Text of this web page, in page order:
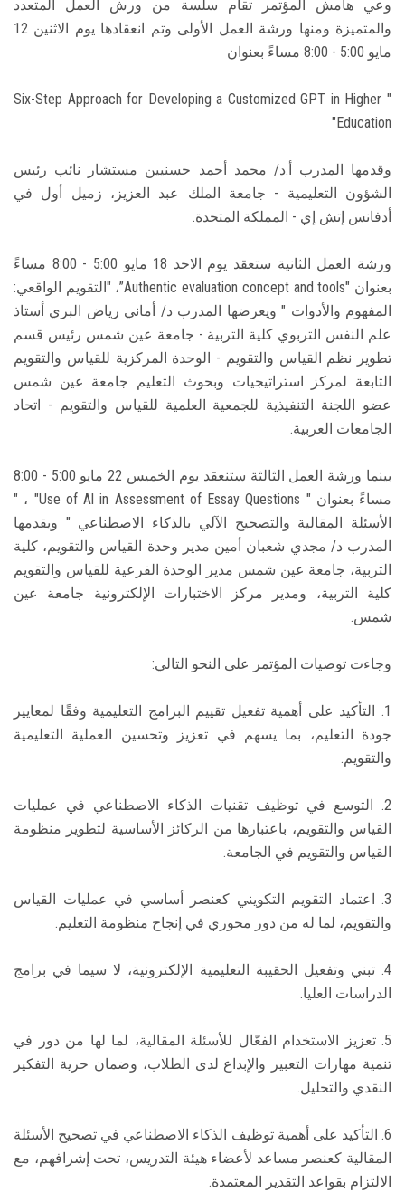
وعي هامش المؤتمر تقام سلسة من ورش العمل المتعدد
والمتميزة ومنها ورشة العمل الأولى وتم انعقادها يوم الاثنين 12
مايو 5:00 - 8:00 مساءً بعنوان
" Six-Step Approach for Developing a Customized GPT in Higher
Education"
وقدمها المدرب أ.د/ محمد أحمد حسنيين مستشار نائب رئيس
الشؤون التعليمية - جامعة الملك عبد العزيز، زميل أول في
أدفانس إتش إي - المملكة المتحدة.
ورشة العمل الثانية ستعقد يوم الاحد 18 مايو 5:00 - 8:00 مساءً
بعنوان "Authentic evaluation concept and tools”، "التقويم الواقعي:
المفهوم والأدوات " ويعرضها المدرب د/ أماني رياض البري أستاذ
علم النفس التربوي كلية التربية - جامعة عين شمس رئيس قسم
تطوير نظم القياس والتقويم - الوحدة المركزية للقياس والتقويم
التابعة لمركز استراتيجيات وبحوث التعليم جامعة عين شمس
عضو اللجنة التنفيذية للجمعية العلمية للقياس والتقويم - اتحاد
الجامعات العربية.
بينما ورشة العمل الثالثة ستنعقد يوم الخميس 22 مايو 5:00 - 8:00
مساءً بعنوان " Use of Al in Assessment of Essay Questions" ، "
الأسئلة المقالية والتصحيح الآلي بالذكاء الاصطناعي " ويقدمها
المدرب د/ مجدي شعبان أمين مدير وحدة القياس والتقويم، كلية
التربية، جامعة عين شمس مدير الوحدة الفرعية للقياس والتقويم
كلية التربية، ومدير مركز الاختبارات الإلكترونية جامعة عين
شمس.
وجاءت توصيات المؤتمر على النحو التالي:
1. التأكيد على أهمية تفعيل تقييم البرامج التعليمية وفقًا لمعايير
جودة التعليم، بما يسهم في تعزيز وتحسين العملية التعليمية
والتقويم.
2. التوسع في توظيف تقنيات الذكاء الاصطناعي في عمليات
القياس والتقويم، باعتبارها من الركائز الأساسية لتطوير منظومة
القياس والتقويم في الجامعة.
3. اعتماد التقويم التكويني كعنصر أساسي في عمليات القياس
والتقويم، لما له من دور محوري في إنجاح منظومة التعليم.
4. تبني وتفعيل الحقيبة التعليمية الإلكترونية، لا سيما في برامج
الدراسات العليا.
5. تعزيز الاستخدام الفعّال للأسئلة المقالية، لما لها من دور في
تنمية مهارات التعبير والإبداع لدى الطلاب، وضمان حرية التفكير
النقدي والتحليل.
6. التأكيد على أهمية توظيف الذكاء الاصطناعي في تصحيح الأسئلة
المقالية كعنصر مساعد لأعضاء هيئة التدريس، تحت إشرافهم، مع
الالتزام بقواعد التقدير المعتمدة.